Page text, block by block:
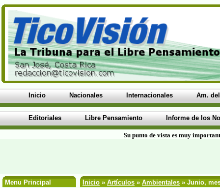
Inicio Nacionales Internacionales Am.
Editoriales Libre Pensamiento Informe de los
Su punto de vista es muy
Menu Principal
Inicio » Artículos » Ambientales » Junio,